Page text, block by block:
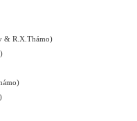
& R.X.Thámo)